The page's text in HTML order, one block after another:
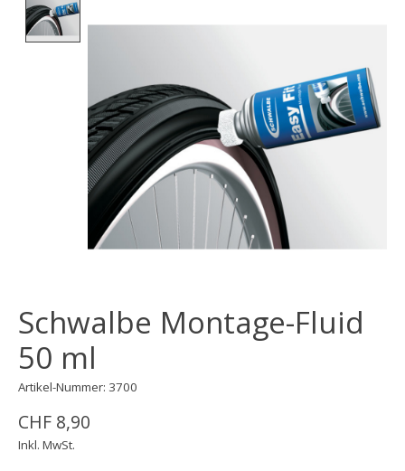
Schwalbe Montage-Fluid
50 ml
Artikel-Nummer: 3700
CHF 8,90
Inkl. MwSt.